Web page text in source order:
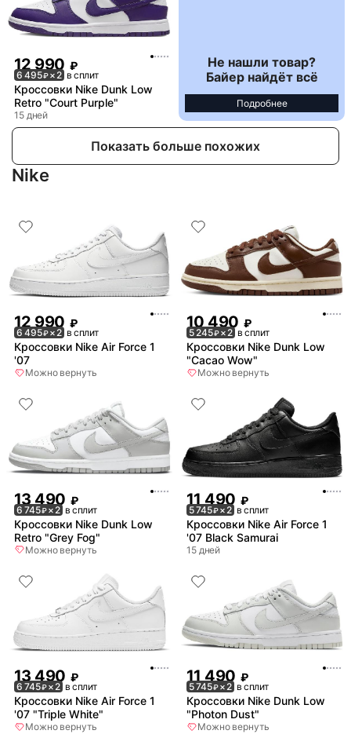
12 990 ₽
6 495₽× 2 в сплит
Кроссовки Nike Dunk Low
Retro "Court Purple"
15 дней
Не нашли товар?
Байер найдёт всё
Подробнее
Показать больше похожих
Nike
12 990 ₽
6 495₽× 2 в сплит
Кроссовки Nike Air Force 1
'07
Можно вернуть
10 490 ₽
5 245₽× 2 в сплит
Кроссовки Nike Dunk Low
"Cacao Wow"
Можно вернуть
13 490 ₽
6 745₽× 2 в сплит
Кроссовки Nike Dunk Low
Retro "Grey Fog"
Можно вернуть
11 490 ₽
5 745₽× 2 в сплит
Кроссовки Nike Air Force 1
'07 Black Samurai
15 дней
13 490 ₽
6 745₽× 2 в сплит
Кроссовки Nike Air Force 1
'07 "Triple White"
Можно вернуть
11 490 ₽
5 745₽× 2 в сплит
Кроссовки Nike Dunk Low
"Photon Dust"
Можно вернуть